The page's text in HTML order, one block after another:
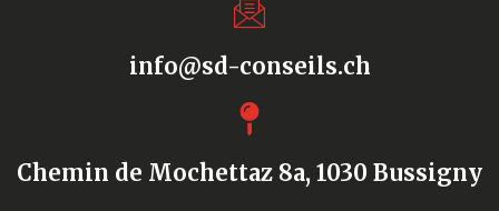
info@sd-conseils.ch
Chemin de Mochettaz 8a, 1030 Bussigny